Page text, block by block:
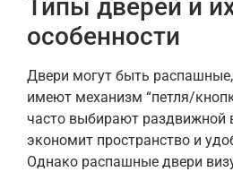
Типы дверей и
особенности
Двери могут быть
имеют механизм “петля/
часто выбирают раздвижной
экономит пространство и
Однако распашные двери